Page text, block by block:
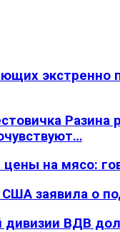
экстренно
Разина
цены на мясо:
США заявила о
дивизии ВДВ